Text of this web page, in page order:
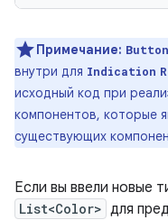
Примечание: Button
внутри для Indication
исходный код при
компонентов, которые
существующих
Если вы ввели новые
List<Color> для